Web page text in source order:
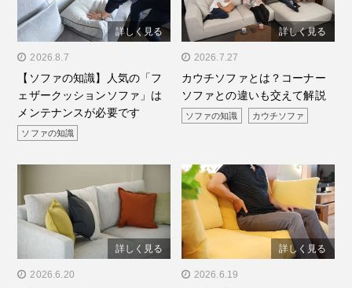
" alt="【ソファの知識】人
気の「フェザークッション
ソファ」はメンテナンスが
必要です"/>
詳しく見る
2026.8.7
【ソファの知識】人気の「フ
ェザークッションソファ」は
メンテナンスが必要です
ソファの知識
" alt="カウチソファとは？
コーナーソファとの違いも
交えて解説"/>
詳しく見る
2026.7.27
カウチソファとは？コーナー
ソファとの違いも交えて解説
ソファの知識 カウチソファ
" alt="買ってはいけないソ
詳しく見る
2026.6.20
" alt="【最新版】腰痛の方
詳しく見る
2026.6.19